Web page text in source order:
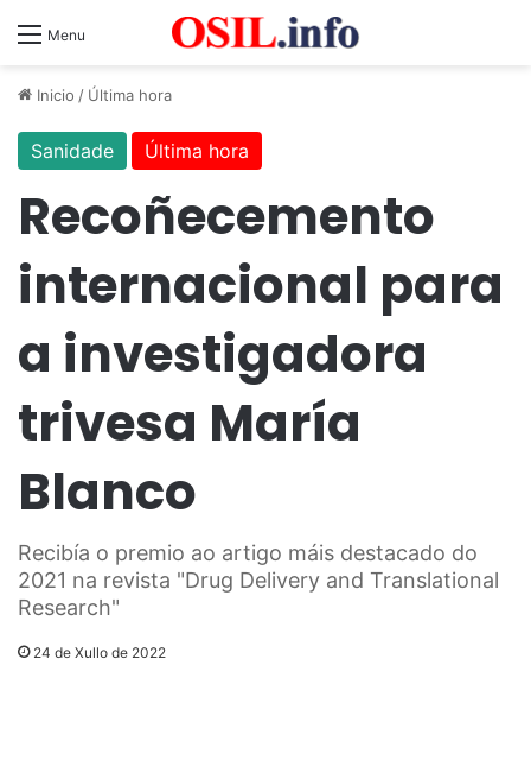
Menu
Inicio / Última hora
Sanidade Última hora
Recoñecemento
internacional para
a investigadora
trivesa María
Blanco
Recibía o premio ao artigo máis destacado do
2021 na revista "Drug Delivery and Translational
Research"
24 de Xullo de 2022